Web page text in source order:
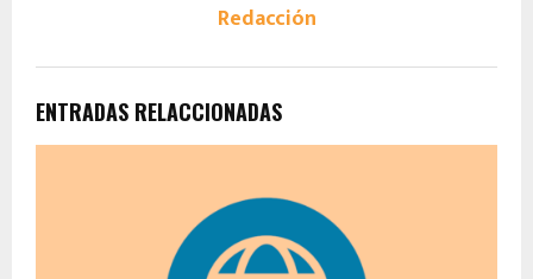
Redacción
ENTRADAS RELACCIONADAS